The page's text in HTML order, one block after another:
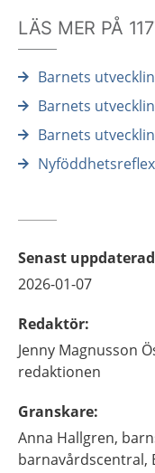
LÄS MER PÅ
Barnets
Barnets
Barnets
Senast uppdaterad
2026-01-07
Redaktör:
Jenny Magnusson
redaktionen
Granskare:
Anna Hallgren,
barnavårdscentral,